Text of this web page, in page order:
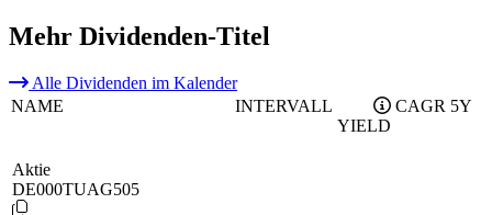
Mehr Dividenden-Titel
Alle Dividenden im Kalender
NAME
INTERVALL
YIELD
CAGR 5Y
Aktie
DE000TUAG505